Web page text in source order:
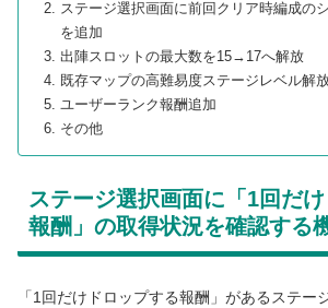
ステージ選択画面に前回クリア時編成の
を追加
出陣スロットの最大数を15→17へ解放
既存マップの高難易度ステージレベル解
ユーザーランク報酬追加
その他
ステージ選択画面に「1回だ
報酬」の取得状況を確認する
「1回だけドロップする報酬」があるステー